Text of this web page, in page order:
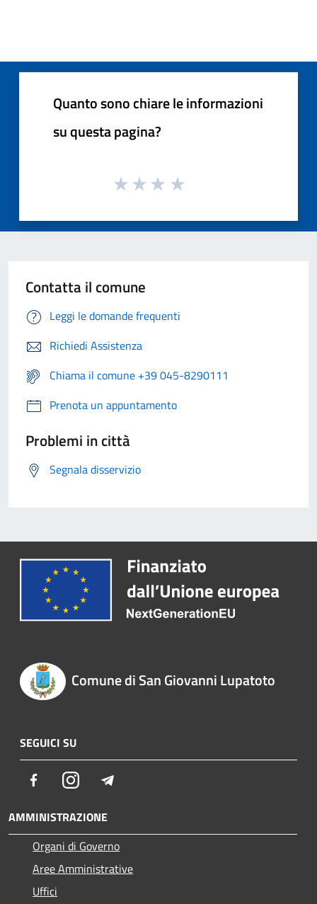
Quanto sono chiare le informazioni
su questa pagina?
Contatta il comune
Leggi le domande frequenti
Richiedi Assistenza
Chiama il comune +39 045-8290111
Prenota un appuntamento
Problemi in città
Segnala disservizio
Comune di San Giovanni Lupatoto
SEGUICI SU
FacebookInstagram
AMMINISTRAZIONE
Organi di Governo
Aree Amministrative
Uffici